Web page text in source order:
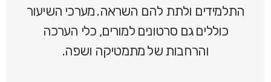
התלמידים ולתת להם השראה. מערכי השיעור
כוללים גם סרטונים למורים, כלי הערכה
והרחבות של מתמטיקה ושפה.